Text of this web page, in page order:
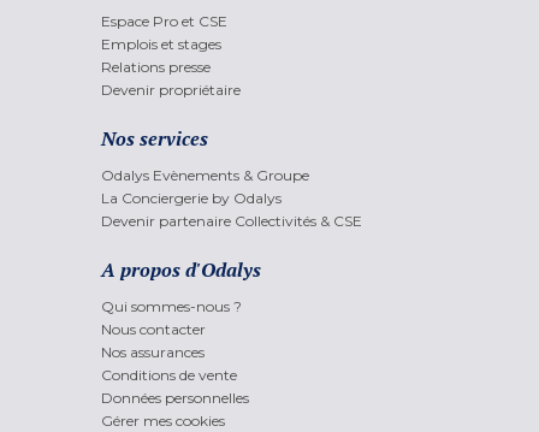
Espace Pro et CSE
Emplois et stages
Relations presse
Devenir propriétaire
Nos services
Odalys Evènements & Groupe
La Conciergerie by Odalys
Devenir partenaire Collectivités & CSE
A propos d'Odalys
Qui sommes-nous ?
Nous contacter
Nos assurances
Conditions de vente
Données personnelles
Gérer mes cookies